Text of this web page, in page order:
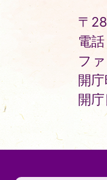
〒
電
フ
開
開